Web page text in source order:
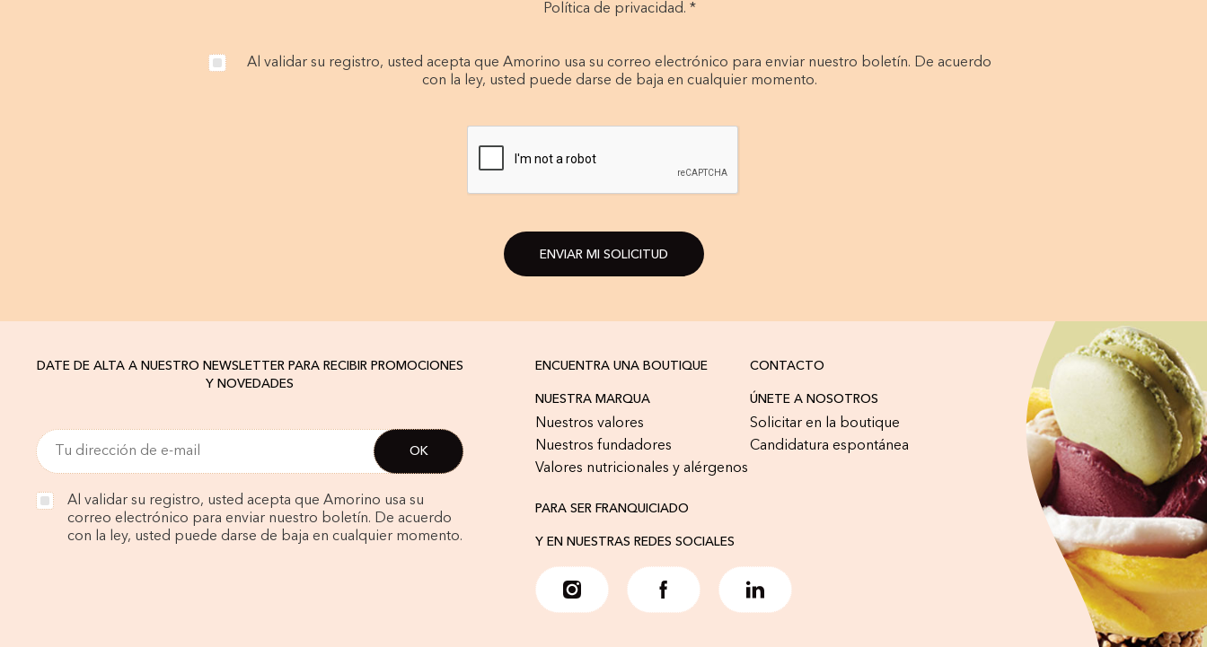
Política de privacidad. *
Al validar su registro, usted acepta que Amorino usa su correo electrónico para enviar nuestro boletín. De acuerdo
con la ley, usted puede darse de baja en cualquier momento.
ENVIAR MI SOLICITUD
DATE DE ALTA A NUESTRO NEWSLETTER PARA RECIBIR PROMOCIONES
Y NOVEDADES
Al validar su registro, usted acepta que Amorino usa su
correo electrónico para enviar nuestro boletín. De acuerdo
con la ley, usted puede darse de baja en cualquier momento.
ENCUENTRA UNA BOUTIQUE CONTACTO
NUESTRA MARQUA
Nuestros valores
Nuestros fundadores
Valores nutricionales y alérgenos
ÚNETE A NOSOTROS
Solicitar en la boutique
Candidatura espontánea
PARA SER FRANQUICIADO
Y EN NUESTRAS REDES SOCIALES